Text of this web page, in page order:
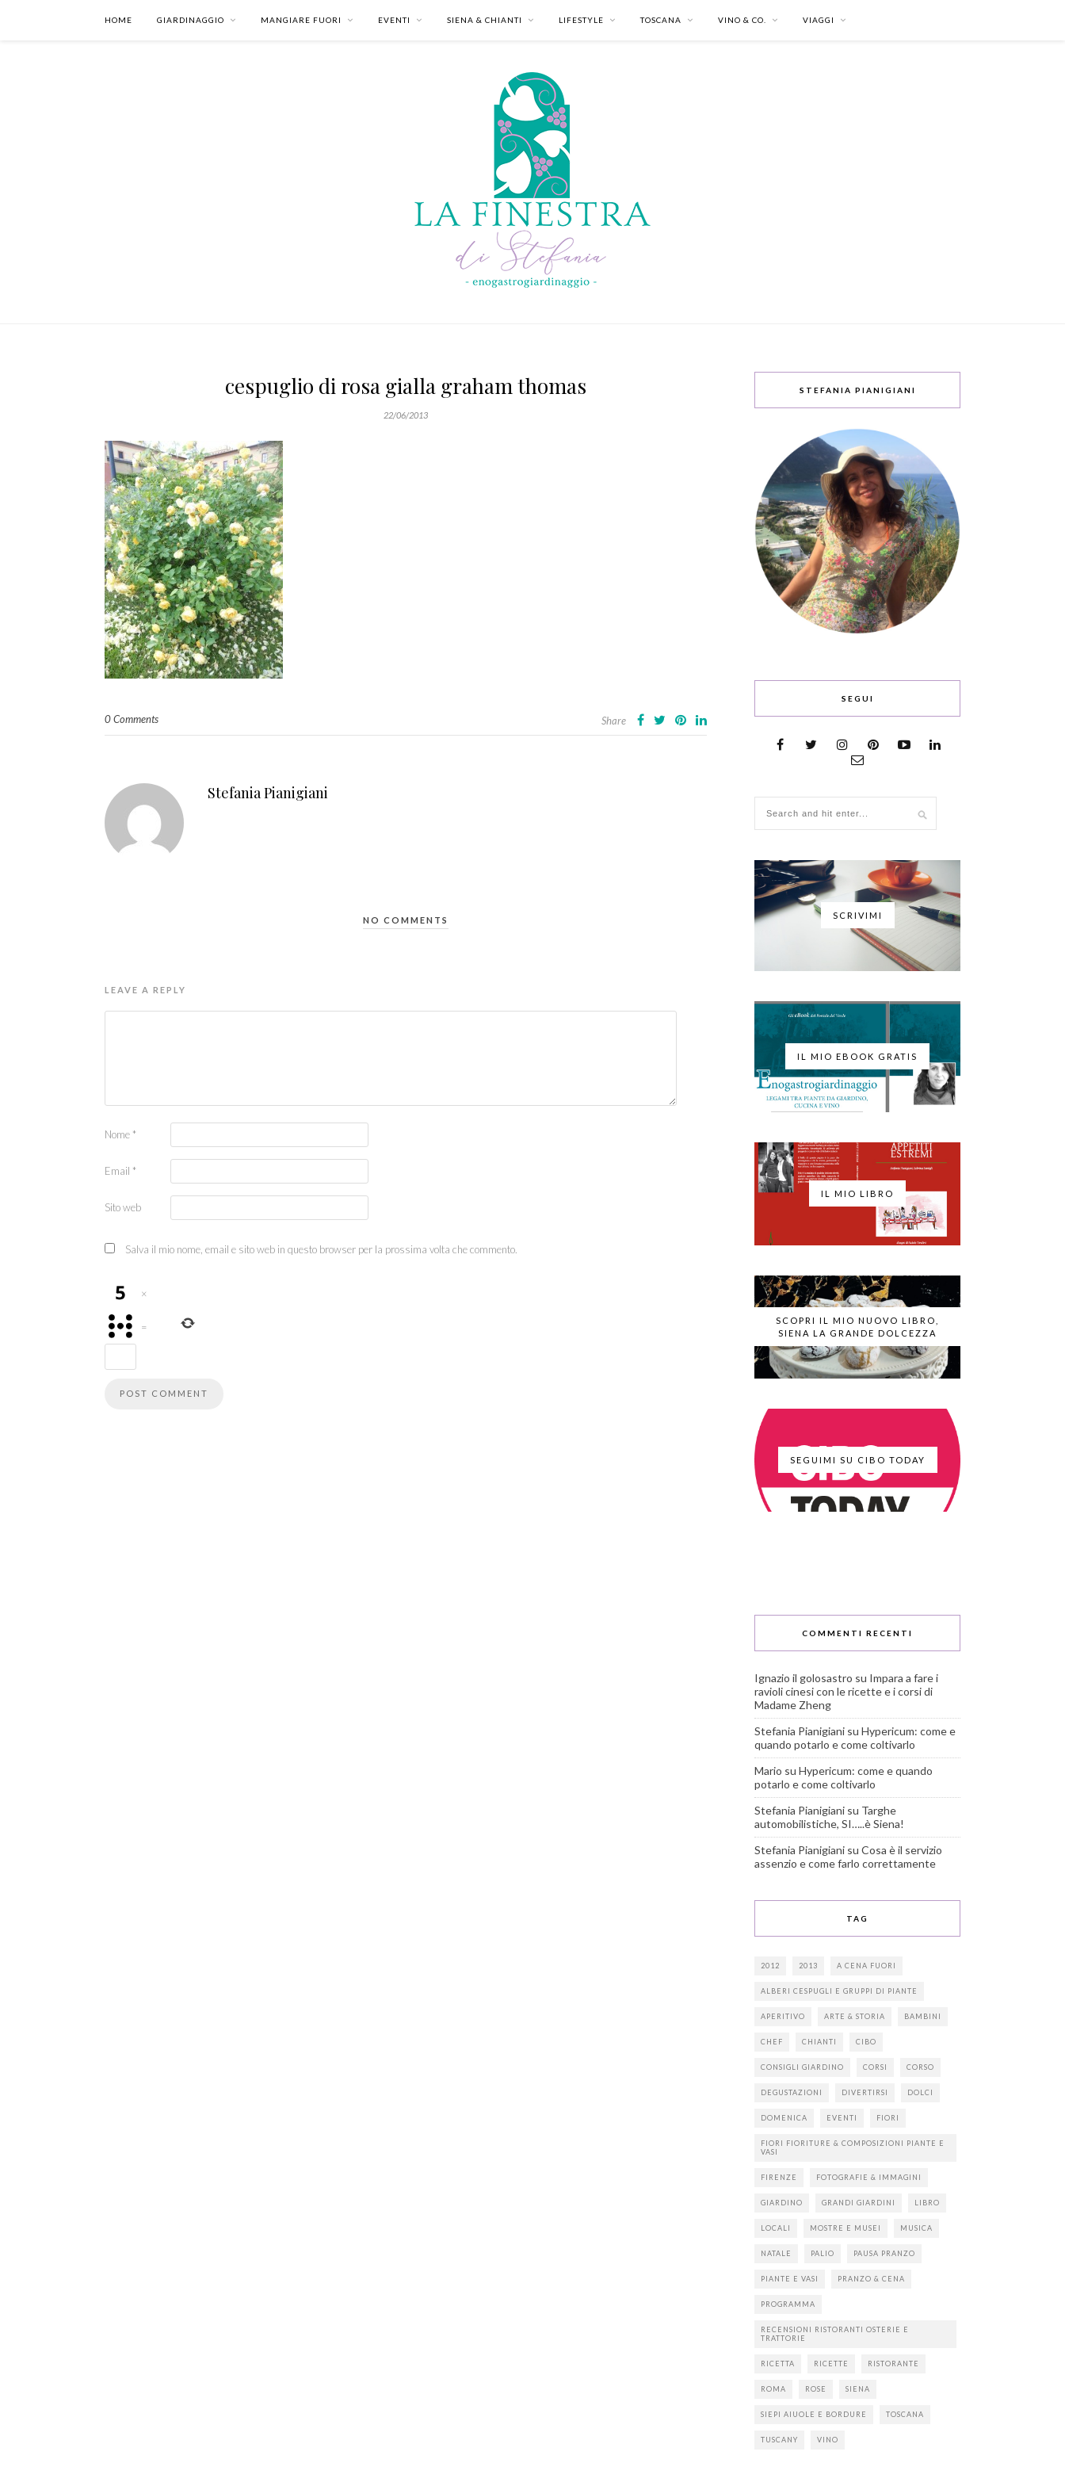
HOME GIARDINAGGIO MANGIARE FUORI EVENTI SIENA & CHIANTI LIFESTYLE TOSCANA VINO & CO. VIAGGI
cespuglio di rosa gialla graham thomas
22/06/2013
0 Comments Share
Stefania Pianigiani
NO COMMENTS
LEAVE A REPLY
Nome *
Email *
Sito web
Salva il mio nome, email e sito web in questo browser per la prossima volta che commento.
×
=
STEFANIA PIANIGIANI
SEGUI
SCRIVIMI
IL MIO EBOOK GRATIS
IL MIO LIBRO
SCOPRI IL MIO NUOVO LIBRO,
SIENA LA GRANDE DOLCEZZA
SEGUIMI SU CIBO TODAY
COMMENTI RECENTI
Ignazio il golosastro su Impara a fare i
ravioli cinesi con le ricette e i corsi di
Madame Zheng
Stefania Pianigiani su Hypericum: come e
quando potarlo e come coltivarlo
Mario su Hypericum: come e quando
potarlo e come coltivarlo
Stefania Pianigiani su Targhe
automobilistiche, SI…..è Siena!
Stefania Pianigiani su Cosa è il servizio
assenzio e come farlo correttamente
TAG
2012 2013 A CENA FUORI
ALBERI CESPUGLI E GRUPPI DI PIANTE
APERITIVO ARTE & STORIA BAMBINI
CHEF CHIANTI CIBO
CONSIGLI GIARDINO CORSI CORSO
DEGUSTAZIONI DIVERTIRSI DOLCI
DOMENICA EVENTI FIORI
FIORI FIORITURE & COMPOSIZIONI PIANTE E
VASI
FIRENZE FOTOGRAFIE & IMMAGINI
GIARDINO GRANDI GIARDINI LIBRO
LOCALI MOSTRE E MUSEI MUSICA
NATALE PALIO PAUSA PRANZO
PIANTE E VASI PRANZO & CENA
PROGRAMMA
RECENSIONI RISTORANTI OSTERIE E
TRATTORIE
RICETTA RICETTE RISTORANTE
ROMA ROSE SIENA
SIEPI AIUOLE E BORDURE TOSCANA
TUSCANY VINO